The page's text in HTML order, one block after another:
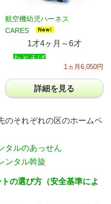
航空機幼児ハーネス
CARES
1才4ヶ月～6才
たとえば
1ヵ月6,050円
詳細を見る
のそれぞれの区のホームペ
タルのあっせん
ンタル斡旋
の選び方（安全基準によ